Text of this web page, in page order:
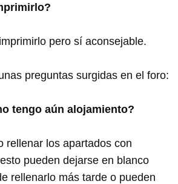
pero sí aconsejable.
preguntas surgidas en el foro:
tengo aún alojamiento?
rellenar los apartados con
pueden dejarse en blanco
rellenarlo más tarde o pueden